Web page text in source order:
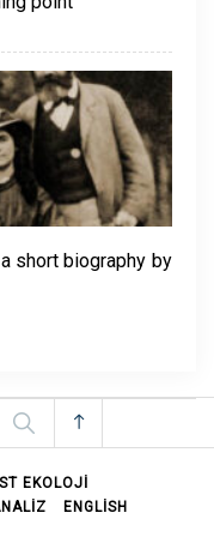
short biography by
EKOLOJI
ENGLISH